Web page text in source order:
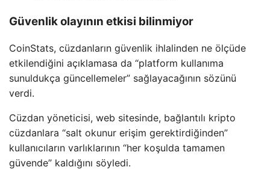
Güvenlik olayının etkisi bilinmiyor
CoinStats, cüzdanların güvenlik ihlalinden ne ölçüde
etkilendiğini açıklamasa da “platform kullanıma
sunuldukça güncellemeler” sağlayacağının sözünü
verdi.
Cüzdan yöneticisi, web sitesinde, bağlantılı kripto
cüzdanlara “salt okunur erişim gerektirdiğinden”
kullanıcıların varlıklarının “her koşulda tamamen
güvende” kaldığını söyledi.